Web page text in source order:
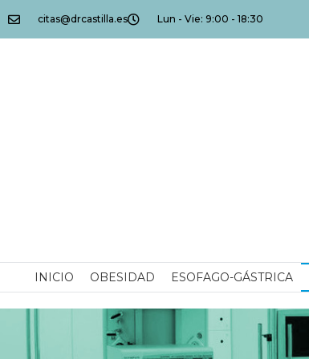
citas@drcastilla.es Lun - Vie: 9:00 - 18:30
INICIO OBESIDAD ESOFAGO-GÁSTRICA